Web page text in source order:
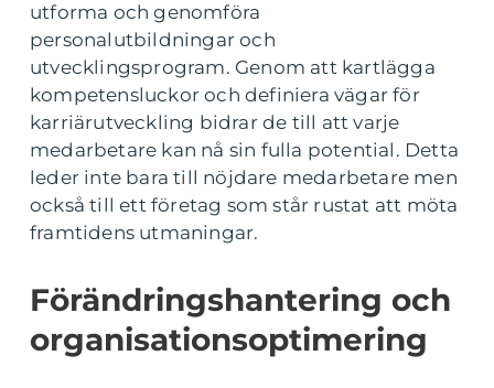
utforma och genomföra
personalutbildningar och
utvecklingsprogram. Genom att kartlägga
kompetensluckor och definiera vägar för
karriärutveckling bidrar de till att varje
medarbetare kan nå sin fulla potential. Detta
leder inte bara till nöjdare medarbetare men
också till ett företag som står rustat att möta
framtidens utmaningar.
Förändringshantering och
organisationsoptimering